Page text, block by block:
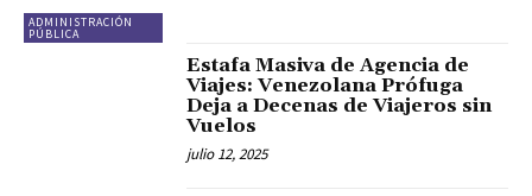
ADMINISTRACIÓN
PÚBLICA
Estafa Masiva de Agencia de
Viajes: Venezolana Prófuga
Deja a Decenas de Viajeros sin
Vuelos
julio 12, 2025